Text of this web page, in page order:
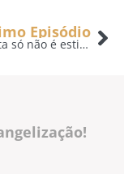
Episódio
“Um profeta só não é estimado em sua pátria” – A Voz do Pastor – 31/01